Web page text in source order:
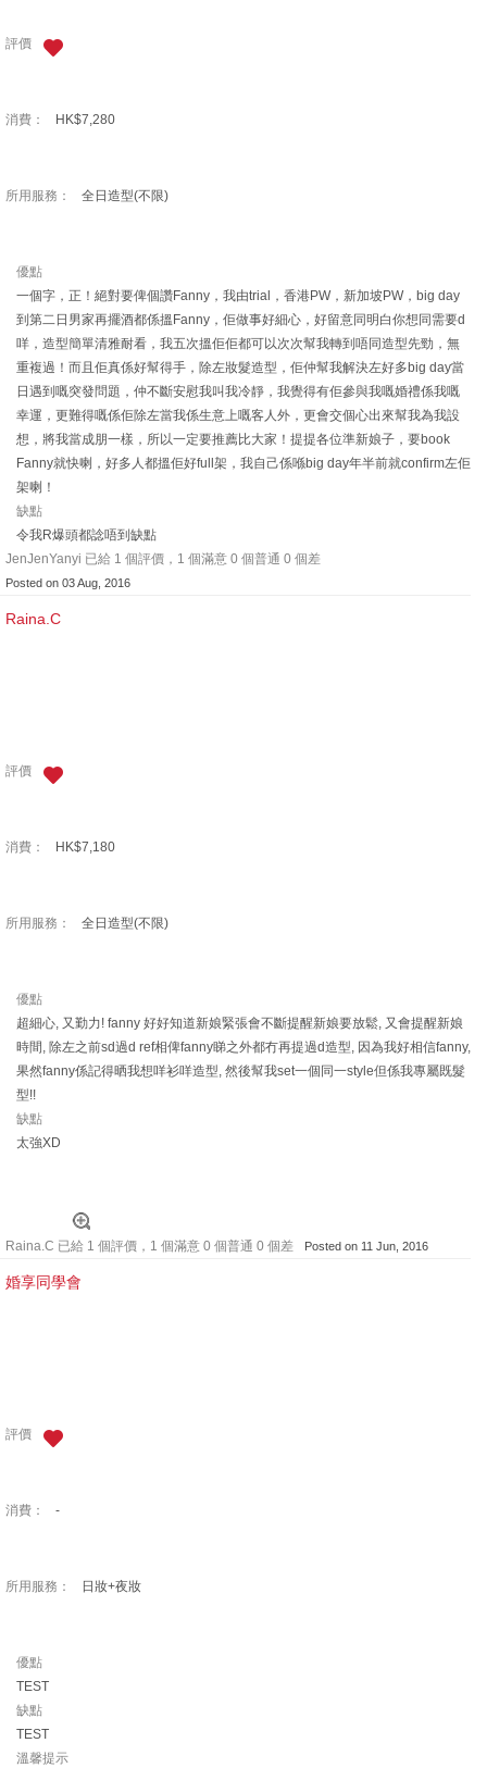
評價
消費： HK$7,280
所用服務： 全日造型(不限)
優點
一個字，正！絕對要俾個讚Fanny，我由trial，香港PW，新加坡PW，big day
到第二日男家再擺酒都係搵Fanny，佢做事好細心，好留意同明白你想同需要d
咩，造型簡單清雅耐看，我五次搵佢佢都可以次次幫我轉到唔同造型先勁，無
重複過！而且佢真係好幫得手，除左妝髮造型，佢仲幫我解決左好多big day當
日遇到嘅突發問題，仲不斷安慰我叫我冷靜，我覺得有佢參與我嘅婚禮係我嘅
幸運，更難得嘅係佢除左當我係生意上嘅客人外，更會交個心出來幫我為我設
想，將我當成朋一樣，所以一定要推薦比大家！提提各位準新娘子，要book
Fanny就快喇，好多人都搵佢好full架，我自己係喺big day年半前就confirm左佢
架喇！
缺點
令我R爆頭都諗唔到缺點
JenJenYanyi 已給 1 個評價，1 個滿意 0 個普通 0 個差
Posted on 03 Aug, 2016
Raina.C
評價
消費： HK$7,180
所用服務： 全日造型(不限)
優點
超細心, 又勤力! fanny 好好知道新娘緊張會不斷提醒新娘要放鬆, 又會提醒新娘
時間, 除左之前sd過d ref相俾fanny睇之外都冇再提過d造型, 因為我好相信fanny,
果然fanny係記得晒我想咩衫咩造型, 然後幫我set一個同一style但係我專屬既髮
型!!
缺點
太強XD
Raina.C 已給 1 個評價，1 個滿意 0 個普通 0 個差 Posted on 11 Jun, 2016
婚享同學會
評價
消費： -
所用服務： 日妝+夜妝
優點
TEST
缺點
TEST
溫馨提示